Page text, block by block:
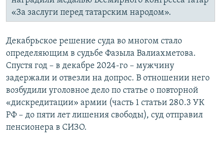
«За заслуги перед татарским народом».
Декабрьское решение суда во многом стало
определяющим в судьбе Фазыла Валиахметова.
Спустя год – в декабре 2024-го – мужчину
задержали и отвезли на допрос. В отношении него
возбудили уголовное дело по статье о повторной
«дискредитации» армии (часть 1 статьи 280.3 УК
РФ – до пяти лет лишения свободы), суд отправил
пенсионера в СИЗО.